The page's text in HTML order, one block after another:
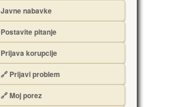
Javne nabavke
Postavite pitanje
Prijava korupcije
🔗 Prijavi problem
🔗 Moj porez